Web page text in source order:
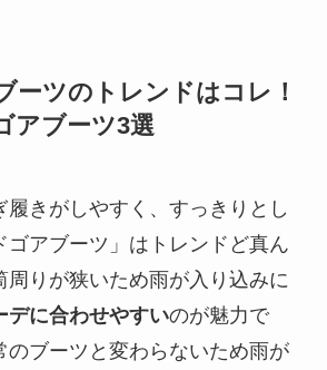
ーツのトレンドはコレ！
アブーツ3選
履きがしやすく、すっきりとし
ゴアブーツ」はトレンドど真ん
周りが狭いため雨が入り込みに
デに合わせやすいのが魅力で
のブーツと変わらないため雨が